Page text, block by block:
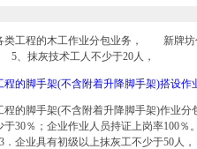
类工程的木工作业分包业务， 新牌坊
灰技术工人不少于20人，
的脚手架(不含附着升降脚手架)搭设作
程的脚手架(不含附着升降脚手架)作
30％；企业作业人员持证上岗率100％。
业具有初级以上抹灰工不少于50人，